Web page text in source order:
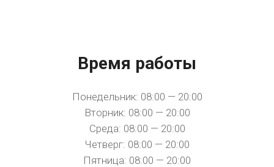
Время работы
Понедельник: 08:00 — 20:00
Вторник: 08:00 — 20:00
Среда: 08:00 — 20:00
Четверг: 08:00 — 20:00
Пятница: 08:00 — 20:00